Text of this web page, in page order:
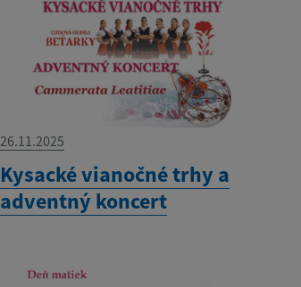
26.11.2025
Kysacké vianočné trhy a
adventný koncert